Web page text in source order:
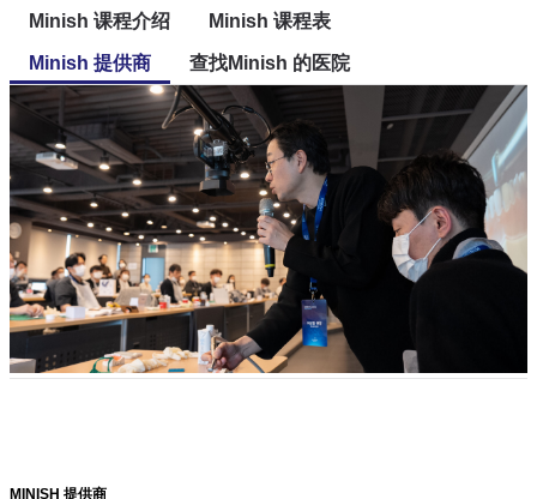
Minish 课程介绍 Minish 课程表
Minish 提供商 查找Minish 的医院
MINISH 提供商